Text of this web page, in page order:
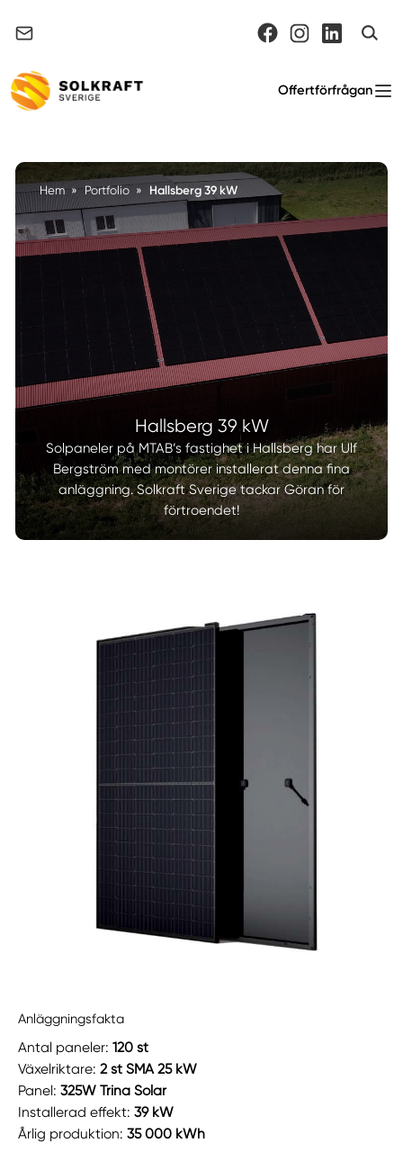
Offertförfrågan
Hem » Portfolio » Hallsberg 39 kW
Hallsberg 39 kW
Solpaneler på MTAB’s fastighet i Hallsberg har Ulf
Bergström med montörer installerat denna fina
anläggning. Solkraft Sverige tackar Göran för
förtroendet!
Anläggningsfakta
Antal paneler:120 st
Växelriktare:2 st SMA 25 kW
Panel:325W Trina Solar
Installerad effekt:39 kW
Årlig produktion:35 000 kWh